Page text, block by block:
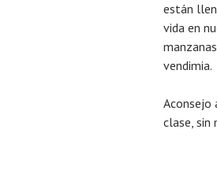
están
vida en
vendimia.
Aconsejo
clase, sin